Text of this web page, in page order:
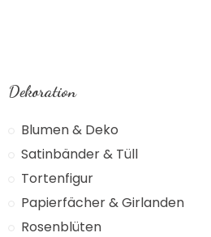
Dekoration
Blumen & Deko
Satinbänder & Tüll
Tortenfigur
Papierfächer & Girlanden
Rosenblüten